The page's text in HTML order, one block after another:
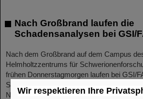
Nach Großbrand laufen die
Schadensanalysen bei GSI/
Nach dem Großbrand auf dem Campus
Helmholtzzentrums für
frühen Donnerstagmorgen laufen bei GSI/
Schadensanalysen auf Hochtouren. Dank
Notfallregelungen und des schnellen und
Wir respektieren Ihre